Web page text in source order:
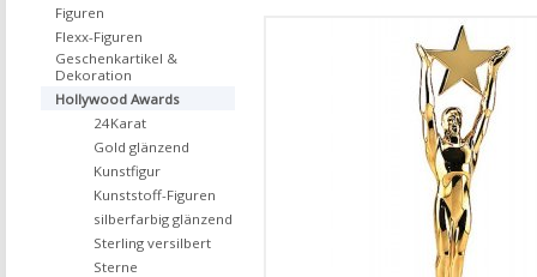
Figuren
Flexx-Figuren
Geschenkartikel &
Dekoration
Hollywood Awards
24Karat
Gold glänzend
Kunstfigur
Kunststoff-Figuren
silberfarbig glänzend
Sterling versilbert
Sterne